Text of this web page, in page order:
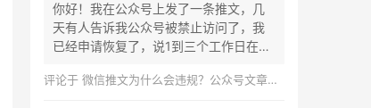
你好！我在公众号上发了一条推文，几
天有人告诉我公众号被禁止访问了，我
已经申请恢复了，说1到三个工作日在微
评论于 微信推文为什么会违规？公众号文章怎么检测是否违规？